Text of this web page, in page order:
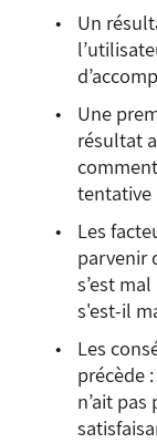
Un
Une
résultat
tentative
Les
parvenir
s’est
s'est-il
Les
précède
n’ait